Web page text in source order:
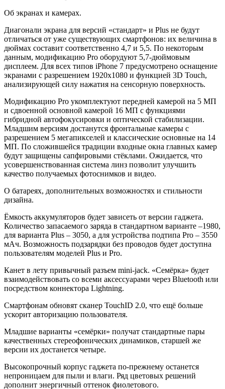
Об экранах и камерах.
Диагонали экрана для версий «стандарт» и Plus не будут
отличаться от уже существующих смартфонов: их величина в
дюймах составит соответственно 4,7 и 5,5. По некоторым
данным, модификацию Pro оборудуют 5,7-дюймовым
дисплеем. Для всех типов iPhone 7 предусмотрено оснащение
экранами с разрешением 1920х1080 и функцией 3D Touch,
анализирующей силу нажатия на сенсорную поверхность.
Модификацию Pro укомплектуют передней камерой на 5 МП
и сдвоенной основной камерой 16 МП с функциями
гибридной автофокусировки и оптической стабилизации.
Младшим версиям достанутся фронтальные камеры с
разрешением 5 мегапикселей и классические основные на 14
МП. По сложившейся традиции входные окна главных камер
будут защищены сапфировыми стёклами. Ожидается, что
усовершенствованная система линз позволит улучшить
качество получаемых фотоснимков и видео.
О батареях, дополнительных возможностях и стильности
дизайна.
Ёмкость аккумуляторов будет зависеть от версии гаджета.
Количество запасаемого заряда в стандартном варианте –1980,
для варианта Plus – 3050, а для устройства подтипа Pro – 3550
мАч. Возможность подзарядки без проводов будет доступна
пользователям моделей Plus и Pro.
Канет в лету привычный разъем mini-jack. «Семёрка» будет
взаимодействовать со всеми аксессуарами через Bluetooth или
посредством коннектора Lightning.
Смартфонам обновят сканер TouchID 2.0, что ещё больше
ускорит авторизацию пользователя.
Младшие варианты «семёрки» получат стандартные пары
качественных стереофонических динамиков, старшей же
версии их достанется четыре.
Высокопрочный корпус гаджета по-прежнему останется
непроницаем для пыли и влаги. Ряд цветовых решений
дополнит энергичный оттенок фиолетового.